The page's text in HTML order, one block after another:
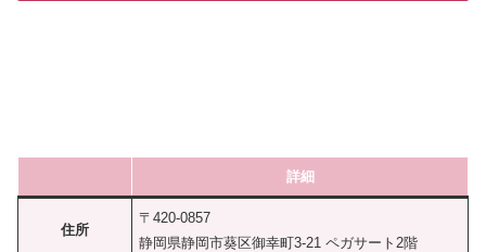
詳細
住所
〒420-0857
静岡県静岡市葵区御幸町3-21 ペガサート2階